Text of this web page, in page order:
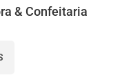
& Confeitaria